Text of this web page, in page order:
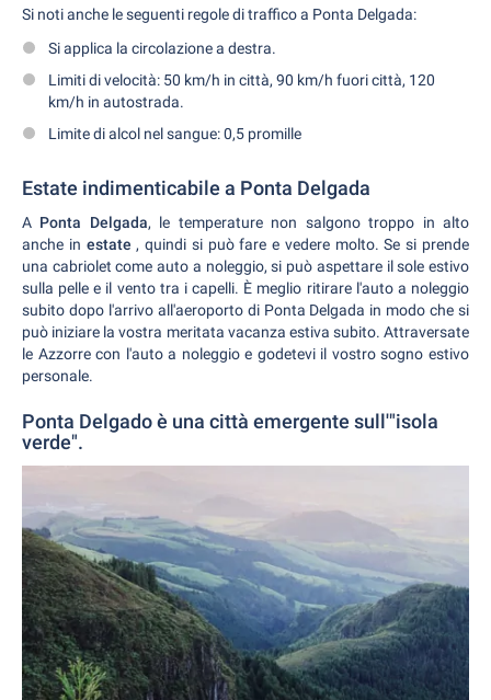
Si noti anche le seguenti regole di traffico a Ponta Delgada:
Si applica la circolazione a destra.
Limiti di velocità: 50 km/h in città, 90 km/h fuori città, 120
km/h in autostrada.
Limite di alcol nel sangue: 0,5 promille
Estate indimenticabile a Ponta Delgada
A Ponta Delgada, le temperature non salgono troppo in alto
anche in estate , quindi si può fare e vedere molto. Se si prende
una cabriolet come auto a noleggio, si può aspettare il sole estivo
sulla pelle e il vento tra i capelli. È meglio ritirare l'auto a noleggio
subito dopo l'arrivo all'aeroporto di Ponta Delgada in modo che si
può iniziare la vostra meritata vacanza estiva subito. Attraversate
le Azzorre con l'auto a noleggio e godetevi il vostro sogno estivo
personale.
Ponta Delgado è una città emergente sull'"isola
verde".